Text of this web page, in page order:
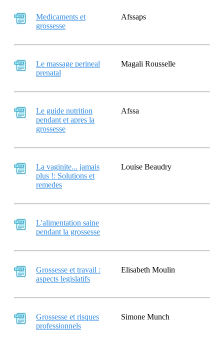
Medicaments et
grossesse
Afssaps
Le massage perineal
prenatal
Magali Rousselle
Le guide nutrition
pendant et apres la
grossesse
Afssa
La vaginite... jamais
plus !: Solutions et
remedes
Louise Beaudry
L'alimentation saine
pendant la grossesse
Grossesse et travail :
aspects legislatifs
Elisabeth Moulin
Grossesse et risques
professionnels
Simone Munch